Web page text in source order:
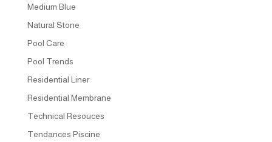
Medium Blue
Natural Stone
Pool Care
Pool Trends
Residential Liner
Residential Membrane
Technical Resouces
Tendances Piscine